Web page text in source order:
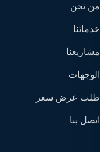
من نحن
خدماتنا
مشاريعنا
الوجهات
طلب عرض سعر
اتصل بنا